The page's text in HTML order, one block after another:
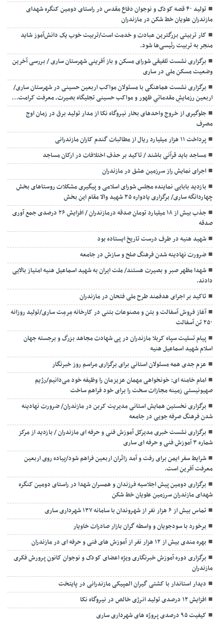
تولید ۴۰ قصه کودک و نوجوان دفاع مقدس در راستای دومین کنگره شهدای
مازندران علویان خط شکن در مازندران
کار تربیتی بزرگترین عبادت و خدمت است/تربیت خوب یک دانش‌آموز شاید
منجر به تربیت رئیسی‌ها شود.
برگزاری ‌نشست تلفیقی شورای مسکن و باز آفرینی شهرستان ساری / بررسی آخرین
وضعیت مسکن ملی در ساری
برگزاری نشست هماهنگی با مسئولان مواکب اربعین حسینی در شهرستان ساری/
اربعین رزمایشِ مقدماتیِ ظهور و مواکب حسینی تجلیگاه بصیرت، معرفت کرامت…
جلوگیری از خروج واحدهای بخار نیروگاه نکا از مدار تولید برق در زمان اوج
مصرف
پرداخت ۱۱ هزار میلیارد ریال از مطالبات گندم کاران مازندرانی
مساجد باید قرآنی باشند / تاکید بر حذف اختلافات در ارکان مساجد
اجرای نمایش راز سرزمین عشق در مازندران
بازدید بابایی نماینده مجلس شورای اسلامی و پیگیری مشکلات روستاهای بخش
چهاردانگه ساری/ برگزاری یادواره ۳۵ شهید والا مقام این بخش
جذب بیش از ۱۸ میلیارد تومان صدقه درمازندران / افزایش ۲۶ درصدی جمع آوری
صدقه
شهید هنیه در طرف درست تاریخ ایستاده بود
ضرورت نهادینه شدن فرهنگ صلح و سازش در جامعه
شهدا مظهر صبر و بصیرت هستند/ ملت ایران به شهید اسماعیل هنیه امتیاز بالایی
دادند.
تاکید بر اجرای هدفمند طرح ملی فتحان در مازندران
آغاز فروش آسفالت و بتن و مصنوعات بتنی در کارخانه مِرمِت ساری/تولید روزانه
۲۵۰ تن آسفالت
پیام تسلیت سپاه کربلا مازندران در پی شهادت مجاهد بزرگ و برجسته جهان
اسلام شهید اسماعیل هنیه
عزم جدی همه مسئولان استانی برای برگزاری مراسم روز خبرنگار
امام خامنه ای: خونخواهی مهمان عزیزمان را وظیفه خود می‌دانیم/رژیم
صهیونیستی زمینه مجازات سخت را برای خود فراهم ساخت
برگزاری نخستین همایش استانی مدیریت کربن در مازندران/ ضرورت نهادینه
شدن فرهنگ صرفه جویی در جامعه
برگزاری نشست خبری مدیرکل آموزش فنی و حرفه ای مازندران / بازدید از مرکز
شماره ۳ آموزش فنی و حرفه ای ساری
شرایط سفر ایمن برای رفت و آمد زائران اربعین فراهم شود/پیاده روی اربعین
معرفت آفرین است.
برگزاری دومین پیش اجلاسیه فرزندان و همسران شهدا در راستای دومین کنگره
شهدای مازندران سرزمین علویان خط شکن
تماس بیش از ۶ هزار نفر از شهروندان با سامانه ۱۳۷ شهرداری ساری
برخورد با سودجویان و واسطه گران بازار صادرات خاویار
بهره مندی بیش از ۱۲ هزار نفر از آموزش های فنی و حرفه ای در مازندران
برگزاری دوره آموزش خبرنگاری ویژه اعضای کودک و نوجوان کانون پرورش فکری
مازندران
دیدار استاندار با کشتی گیران المپیکی مازندرانی در پایتخت
افزایش ۱۲ درصدی تولید انرژی خالص در نیروگاه نکا
کیفیت ۹۵ درصدی پروژه های شهرداری ساری